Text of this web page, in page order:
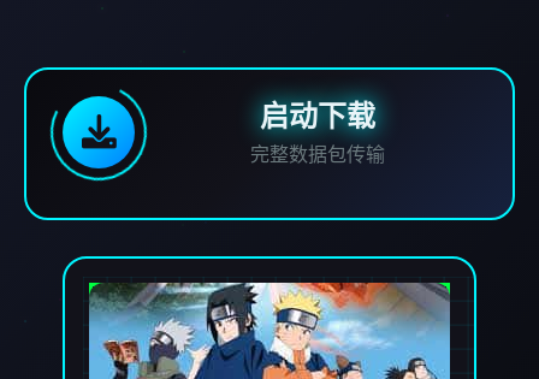
启动下载
完整数据包传输